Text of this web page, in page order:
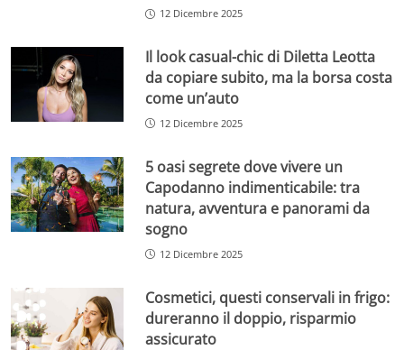
12 Dicembre 2025
Il look casual-chic di Diletta Leotta
da copiare subito, ma la borsa costa
come un’auto
12 Dicembre 2025
5 oasi segrete dove vivere un
Capodanno indimenticabile: tra
natura, avventura e panorami da
sogno
12 Dicembre 2025
Cosmetici, questi conservali in frigo:
dureranno il doppio, risparmio
assicurato